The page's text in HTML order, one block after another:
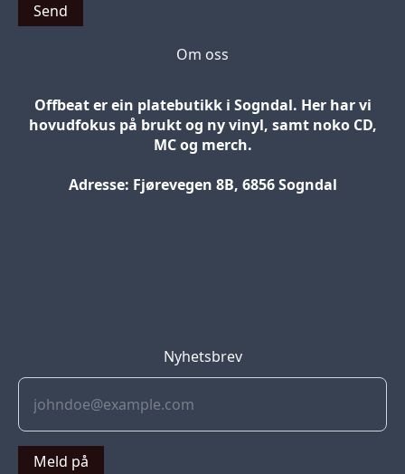
Send
Om oss
Offbeat er ein platebutikk i Sogndal. Her har vi
hovudfokus på brukt og ny vinyl, samt noko CD,
MC og merch.
Adresse: Fjørevegen 8B, 6856 Sogndal
Nyhetsbrev
Meld på